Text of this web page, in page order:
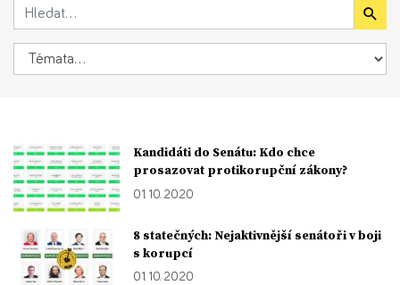
Kandidáti do Senátu: Kdo chce
prosazovat protikorupční zákony?
01. 10. 2020
8 statečných: Nejaktivnější senátoři v boji
s korupcí
01. 10. 2020